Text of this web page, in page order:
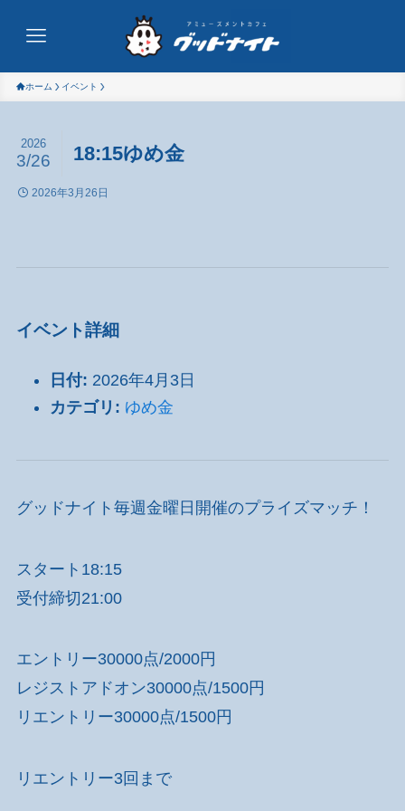
ホーム イベント
18:15ゆめ金
2026
3/26
2026年3月26日
イベント詳細
日付: 2026年4月3日
カテゴリ: ゆめ金
グッドナイト毎週金曜日開催のプライズマッチ！
スタート18:15
受付締切21:00
エントリー30000点/2000円
レジストアドオン30000点/1500円
リエントリー30000点/1500円
リエントリー3回まで